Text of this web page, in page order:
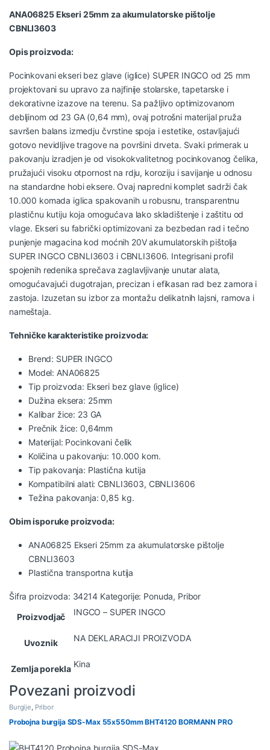
ANA06825 Ekseri 25mm za akumulatorske pištolje
CBNLI3603
Opis proizvoda:
Pocinkovani ekseri bez glave (iglice) SUPER INGCO od 25 mm
projektovani su upravo za najfinije stolarske, tapetarske i
dekorativne izazove na terenu. Sa pažljivo optimizovanom
debljinom od 23 GA (0,64 mm), ovaj potrošni materijal pruža
savršen balans izmedju čvrstine spoja i estetike, ostavljajući
gotovo nevidljive tragove na površini drveta. Svaki primerak u
pakovanju izradjen je od visokokvalitetnog pocinkovanog čelika,
pružajući visoku otpornost na rdju, koroziju i savijanje u odnosu
na standardne hobi eksere. Ovaj napredni komplet sadrži čak
10.000 komada iglica spakovanih u robusnu, transparentnu
plastičnu kutiju koja omogućava lako skladištenje i zaštitu od
vlage. Ekseri su fabrički optimizovani za bezbedan rad i tečno
punjenje magacina kod moćnih 20V akumulatorskih pištolja
SUPER INGCO CBNLI3603 i CBNLI3606. Integrisani profil
spojenih redenika sprečava zaglavljivanje unutar alata,
omogućavajući dugotrajan, precizan i efikasan rad bez zamora i
zastoja. Izuzetan su izbor za montažu delikatnih lajsni, ramova i
nameštaja.
Tehničke karakteristike proizvoda:
Brend: SUPER INGCO
Model: ANA06825
Tip proizvoda: Ekseri bez glave (iglice)
Dužina eksera: 25mm
Kalibar žice: 23 GA
Prečnik žice: 0,64mm
Materijal: Pocinkovani čelik
Količina u pakovanju: 10.000 kom.
Tip pakovanja: Plastična kutija
Kompatibilni alati: CBNLI3603, CBNLI3606
Težina pakovanja: 0,85 kg.
Obim isporuke proizvoda:
ANA06825 Ekseri 25mm za akumulatorske pištolje
CBNLI3603
Plastična transportna kutija
Šifra proizvoda: 34214 Kategorije: Ponuda, Pribor
Proizvodjač
INGCO – SUPER INGCO
Uvoznik NA DEKLARACIJI PROIZVODA
Zemlja porekla Kina
Povezani proizvodi
Burgije, Pribor
Probojna burgija SDS-Max 55x550mm BHT4120 BORMANN PRO